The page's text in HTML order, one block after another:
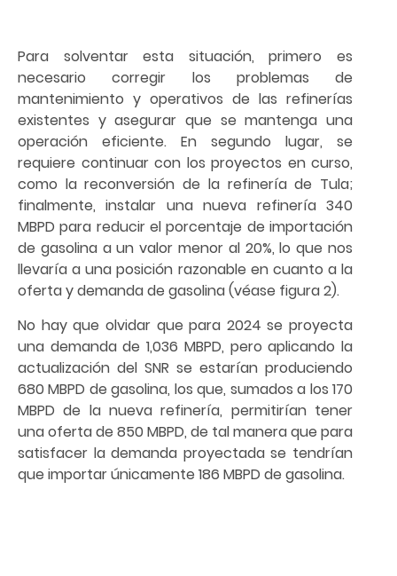
Para solventar esta situación, primero es
necesario corregir los problemas de
mantenimiento y operativos de las refinerías
existentes y asegurar que se mantenga una
operación eficiente. En segundo lugar, se
requiere continuar con los proyectos en curso,
como la reconversión de la refinería de Tula;
finalmente, instalar una nueva refinería 340
MBPD para reducir el porcentaje de importación
de gasolina a un valor menor al 20%, lo que nos
llevaría a una posición razonable en cuanto a la
oferta y demanda de gasolina (véase figura 2).
No hay que olvidar que para 2024 se proyecta
una demanda de 1,036 MBPD, pero aplicando la
actualización del SNR se estarían produciendo
680 MBPD de gasolina, los que, sumados a los 170
MBPD de la nueva refinería, permitirían tener
una oferta de 850 MBPD, de tal manera que para
satisfacer la demanda proyectada se tendrían
que importar únicamente 186 MBPD de gasolina.